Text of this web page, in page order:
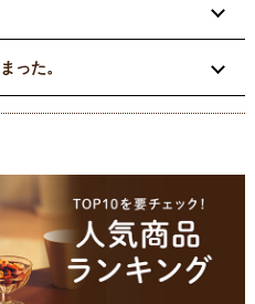
った。